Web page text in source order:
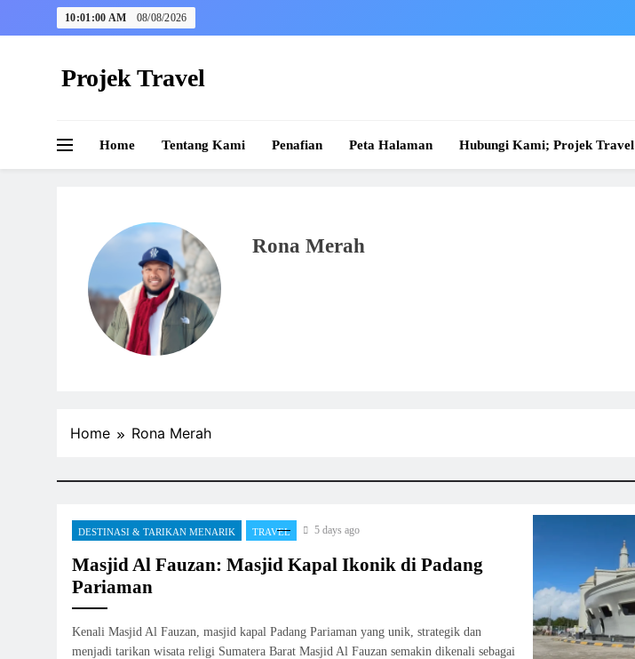
to
10:01:01 AM 08/08/2026
Projek Travel
Home Tentang Kami Penafian Peta Halaman Hubungi Kami; Projek Travel
Rona Merah
Home Rona Merah
DESTINASI & TARIKAN MENARIK TRAVEL 5 days ago
Masjid Al Fauzan: Masjid Kapal Ikonik di Padang
Pariaman
Kenali Masjid Al Fauzan, masjid kapal Padang Pariaman yang unik, strategik dan
menjadi tarikan wisata religi Sumatera Barat Masjid Al Fauzan semakin dikenali sebagai